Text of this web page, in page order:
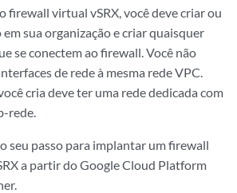
firewall virtual vSRX, você deve criar ou
sua organização e criar quaisquer
se conectem ao firewall. Você não
de rede à mesma rede VPC.
cria deve ter uma rede dedicada com
rede.
seu passo para implantar um firewall
a partir do Google Cloud Platform